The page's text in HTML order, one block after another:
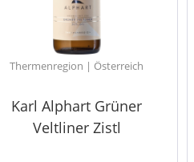
Thermenregion | Österreich
Karl Alphart Grüner
Veltliner Zistl